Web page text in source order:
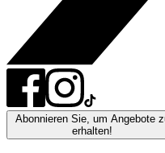
Abonnieren Sie, um Angebote
erhalten!